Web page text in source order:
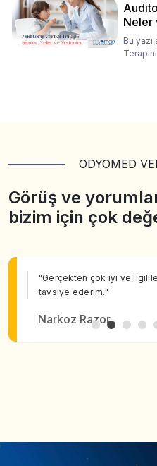
Neler
Bu
ODYOMED
Görüş ve
bizim için çok
"Gerçekten çok iyi ve
tavsiye ederim."
Narkoz Razor